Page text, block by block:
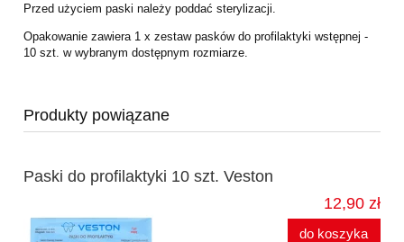
Przed użyciem paski należy poddać sterylizacji.
Opakowanie zawiera 1 x zestaw pasków do profilaktyki wstępnej -
10 szt. w wybranym dostępnym rozmiarze.
Produkty powiązane
Paski do profilaktyki 10 szt. Veston
12,90 zł
do koszyka